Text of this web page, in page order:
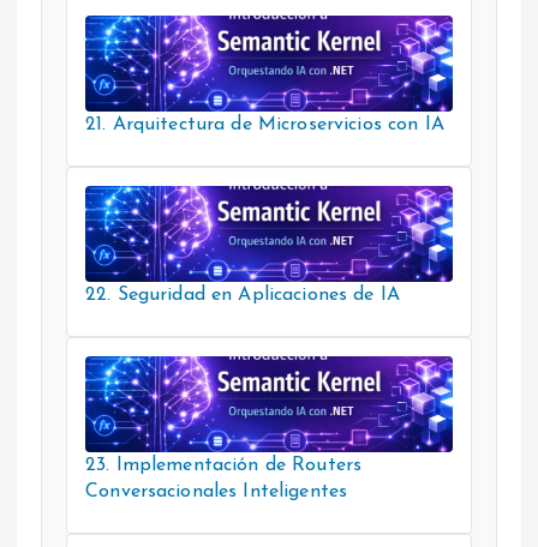
21. Arquitectura de Microservicios con IA
22. Seguridad en Aplicaciones de IA
23. Implementación de Routers
Conversacionales Inteligentes